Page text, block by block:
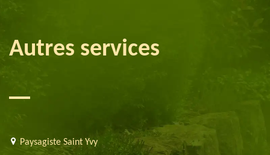
Autres services
Paysagiste Saint Yvy